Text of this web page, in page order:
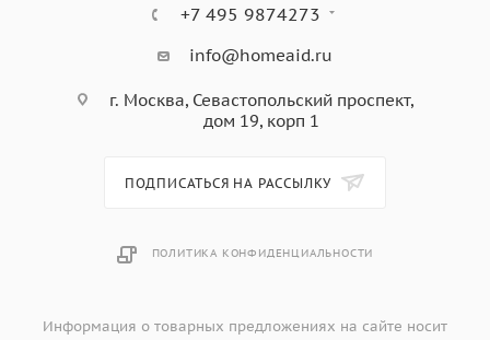
+7 495 9874273
info@homeaid.ru
г. Москва, Севастопольский проспект,
дом 19, корп 1
ПОДПИСАТЬСЯ НА РАССЫЛКУ
ПОЛИТИКА КОНФИДЕНЦИАЛЬНОСТИ
Информация о товарных предложениях на сайте носит